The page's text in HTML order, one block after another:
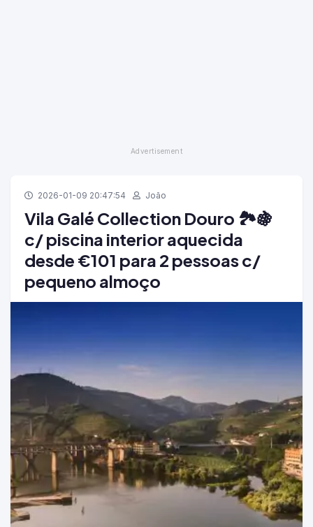
2026-01-09 20:47:54 João
Vila Galé Collection Douro 🏞️🍇
c/ piscina interior aquecida
desde €101 para 2 pessoas c/
pequeno almoço